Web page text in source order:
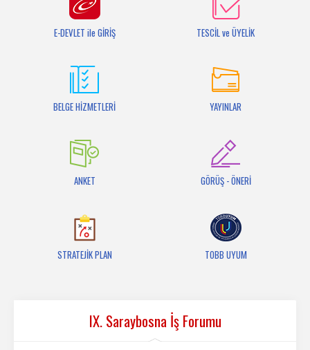
Bilgi Bankası
E-DEVLET ile GİRİŞ TESCİL ve ÜYELİK
BELGE HİZMETLERİ YAYINLAR
ANKET GÖRÜŞ - ÖNERİ
STRATEJİK PLAN TOBB UYUM
IX. Saraybosna İş Forumu